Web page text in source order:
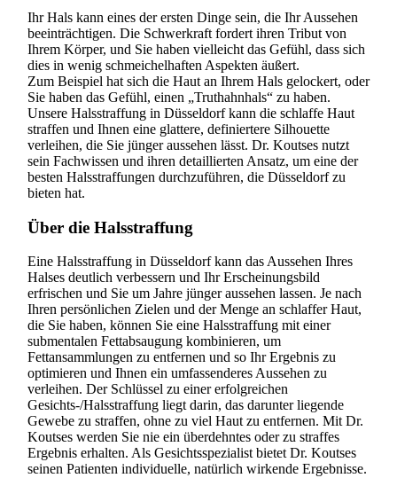
Ihr Hals kann eines der ersten Dinge sein, die Ihr Aussehen
beeinträchtigen. Die Schwerkraft fordert ihren Tribut von
Ihrem Körper, und Sie haben vielleicht das Gefühl, dass sich
dies in wenig schmeichelhaften Aspekten äußert.
Zum Beispiel hat sich die Haut an Ihrem Hals gelockert, oder
Sie haben das Gefühl, einen „Truthahnhals“ zu haben.
Unsere Halsstraffung in Düsseldorf kann die schlaffe Haut
straffen und Ihnen eine glattere, definiertere Silhouette
verleihen, die Sie jünger aussehen lässt. Dr. Koutses nutzt
sein Fachwissen und ihren detaillierten Ansatz, um eine der
besten Halsstraffungen durchzuführen, die Düsseldorf zu
bieten hat.
Über die Halsstraffung
Eine Halsstraffung in Düsseldorf kann das Aussehen Ihres
Halses deutlich verbessern und Ihr Erscheinungsbild
erfrischen und Sie um Jahre jünger aussehen lassen. Je nach
Ihren persönlichen Zielen und der Menge an schlaffer Haut,
die Sie haben, können Sie eine Halsstraffung mit einer
submentalen Fettabsaugung kombinieren, um
Fettansammlungen zu entfernen und so Ihr Ergebnis zu
optimieren und Ihnen ein umfassenderes Aussehen zu
verleihen. Der Schlüssel zu einer erfolgreichen
Gesichts-/Halsstraffung liegt darin, das darunter liegende
Gewebe zu straffen, ohne zu viel Haut zu entfernen. Mit Dr.
Koutses werden Sie nie ein überdehntes oder zu straffes
Ergebnis erhalten. Als Gesichtsspezialist bietet Dr. Koutses
seinen Patienten individuelle, natürlich wirkende Ergebnisse.